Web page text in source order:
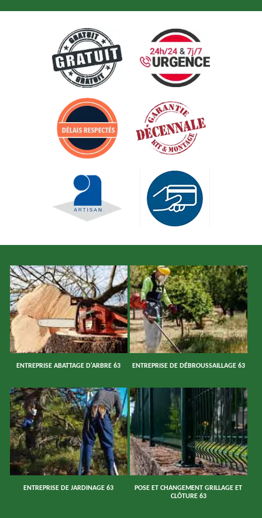
ENTREPRISE ABATTAGE D'ARBRE 63 ENTREPRISE DE DÉBROUSSAILLAGE 63
ENTREPRISE DE JARDINAGE 63
POSE ET CHANGEMENT GRILLAGE ET
CLÔTURE 63